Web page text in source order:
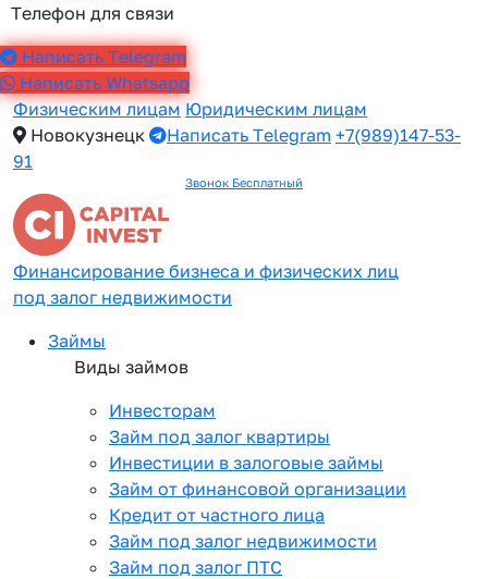
Телефон для связи
Написать Telegram
Написать Whatsapp
Физическим лицам Юридическим лицам
Новокузнецк
Написать Telegram +7(989)147-53-
91
Звонок Бесплатный
Финансирование бизнеса и физических лиц
под залог недвижимости
Займы
Виды займов
Инвесторам
Займ под залог квартиры
Инвестиции в залоговые займы
Займ от финансовой организации
Кредит от частного лица
Займ под залог недвижимости
Займ под залог ПТС